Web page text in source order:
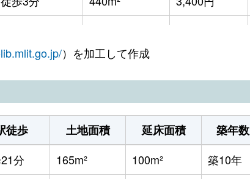
徒歩6分 330m²
徒歩18分 450m² 8万円
徒歩26分 200m² 1万円
）を加工して作成
徒歩 土地面積 延床面積 築年数
分 165m² 100m² 築10年